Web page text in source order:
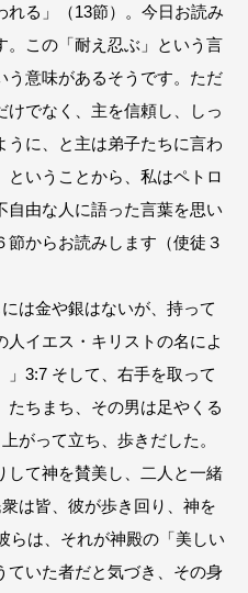
る」（13節）。今日お読み
。この「耐え忍ぶ」という言
う意味があるそうです。ただ
でなく、主を信頼し、しっ
うに、と主は弟子たちに言わ
ということから、私はペトロ
自由な人に語った言葉を思い
からお読みします（使徒３
は金や銀はないが、持って
イエス・キリストの名によ
」3:7 そして、右手を取って
ちまち、その男は足やくる
がって立ち、歩きだした。
して神を賛美し、二人と一緒
は皆、彼が歩き回り、神を
らは、それが神殿の「美しい
ていた者だと気づき、その身